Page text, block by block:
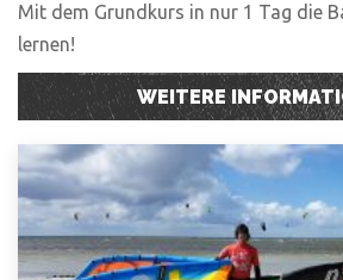
Mit dem Grundkurs in nur 1 Tag die
lernen!
WEITERE